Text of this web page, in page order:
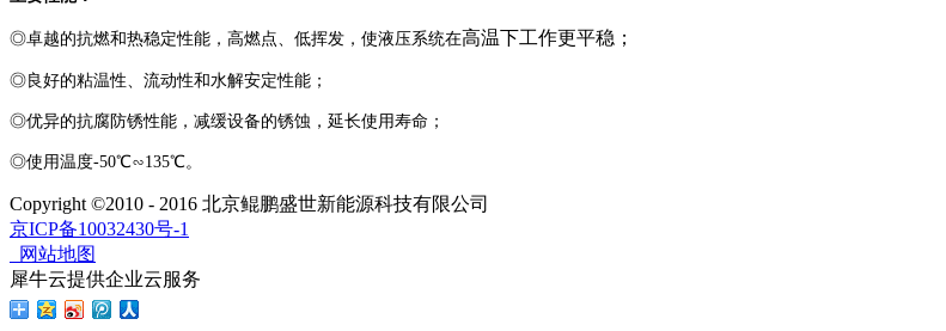
◎卓越的抗燃和热稳定性能，高燃点、低挥发，使液压系统在高温下工作更平稳；
◎ 良好的粘温性、流动性和水解安定性能；
◎优异的抗腐防锈性能，减缓设备的锈蚀，延长使用寿命；
◎使用温度-50℃∽135℃。
Copyright ©2010 - 2016 北京鲲鹏盛世新能源科技有限公司
京ICP备10032430号-1
网站地图
犀牛云提供企业云服务